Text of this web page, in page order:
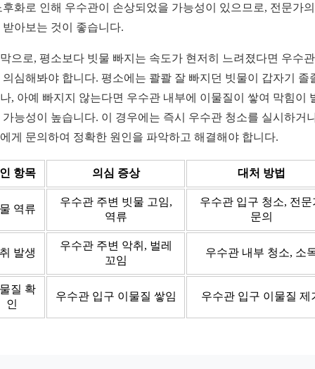
후화로 인해 우수관이 손상되었을 가능성이 있으므로, 전문가
받아보는 것이 좋습니다.
으로, 평소보다 빗물 빠지는 속도가 현저히 느려졌다면 우수
의심해봐야 합니다. 평소에는 콸콸 잘 빠지던 빗물이 갑자기 졸
, 아예 빠지지 않는다면 우수관 내부에 이물질이 쌓여 막힘이
가능성이 높습니다. 이 경우에는 즉시 우수관 청소를 실시하거
게 문의하여 정확한 원인을 파악하고 해결해야 합니다.
항목 의심 증상 대처 방법
역류
우수관 주변 빗물 고임,
역류
우수관 입구 청소, 전문
문의
발생
우수관 주변 악취, 벌레
꼬임
우수관 내부 청소, 소
질 확
인
우수관 입구 이물질 쌓임 우수관 입구 이물질 제